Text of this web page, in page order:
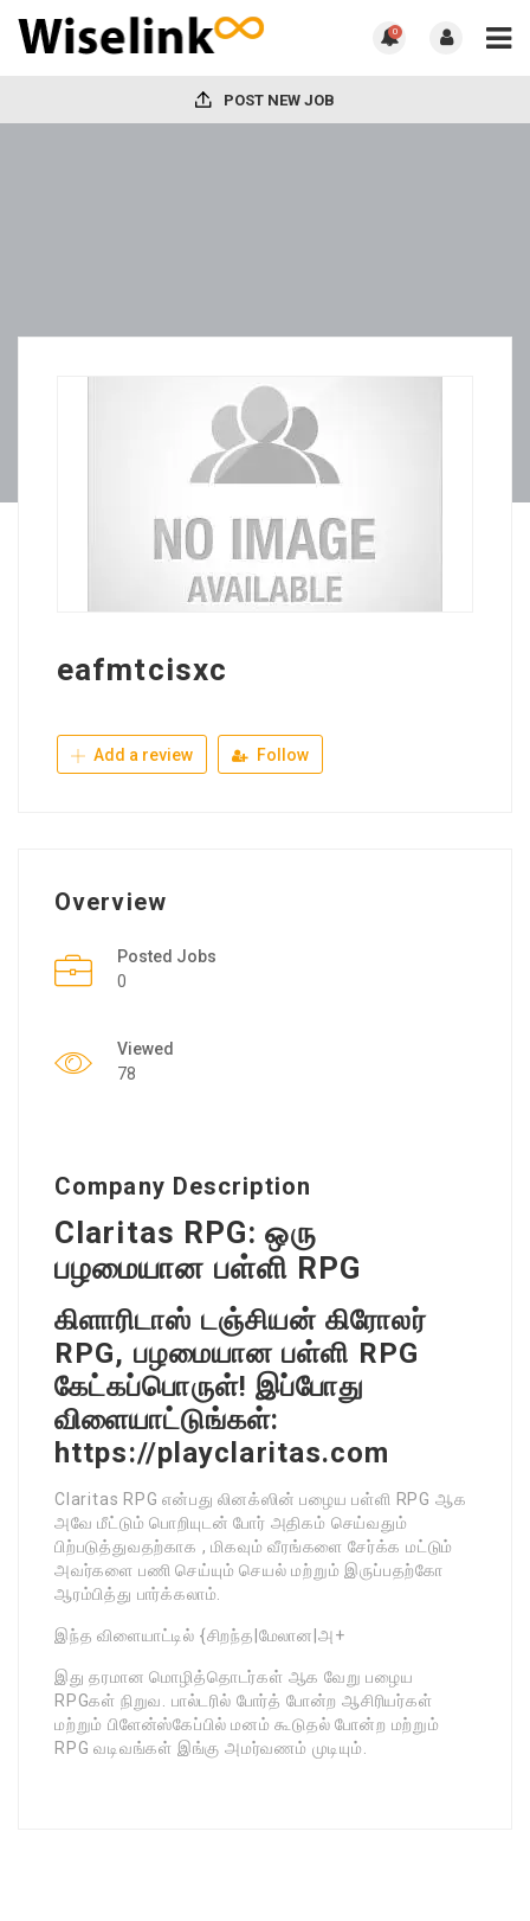
0
POST NEW JOB
eafmtcisxc
Add a review Follow
Overview
Posted Jobs
0
Viewed
78
Company Description
Claritas RPG: ஒரு
பழமையான பள்ளி RPG
கிளாரிடாஸ் டஞ்சியன் கிரோலர்
RPG, பழமையான பள்ளி RPG
கேட்கப்பொருள்! இப்போது
விளையாட்டுங்கள்:
https://playclaritas.com
Claritas RPG என்பது லினக்ஸின் பழைய பள்ளி RPG ஆக
அவே மீட்டும் பொறியுடன் போர் அதிகம் செய்வதும்
பிற்படுத்துவதற்காக , மிகவும் வீரங்களை சேர்க்க மட்டும்
அவர்களை பணி செய்யும் செயல் மற்றும் இருப்பதற்கோ
ஆரம்பித்து பார்க்கலாம்.
இந்த விளையாட்டில் {சிறந்த|மேலான|அ+
இது தரமான மொழித்தொடர்கள் ஆக வேறு பழைய
RPGகள் நிறுவ. பால்டரில் போர்த் போன்ற ஆசிரியர்கள்
மற்றும் பிளேன்ஸ்கேப்பில் மனம் கூடுதல் போன்ற மற்றும்
RPG வடிவங்கள் இங்கு அமர்வணம் முடியும்.